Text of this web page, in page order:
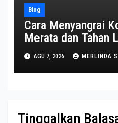
Blog
Cara Menyangrai
Merata dan Tahan
AGU 7, 2026 MERLINDA
Tinggalkan